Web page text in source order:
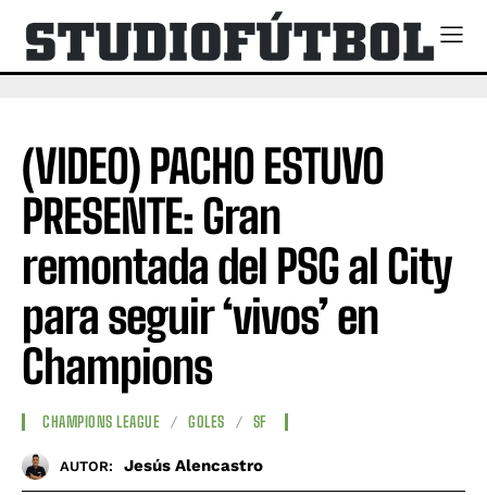
(VIDEO) PACHO ESTUVO
PRESENTE: Gran
remontada del PSG al City
para seguir ‘vivos’ en
Champions
CHAMPIONS LEAGUE GOLES SF
AUTOR: Jesús Alencastro